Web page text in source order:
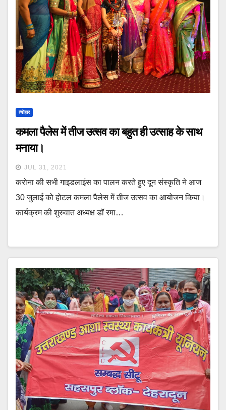
त्योहार
कमला पैलेस में तीज उत्सव का बहुत ही उत्साह के साथ
मनाया।
JUL 31, 2021
करोना की सभी गाइडलाइंस का पालन करते हुए दून संस्कृति ने आज
30 जुलाई को होटल कमला पैलेस में तीज उत्सव का आयोजन किया।
कार्यक्रम की शुरुवात अध्यक्ष डॉ रमा…